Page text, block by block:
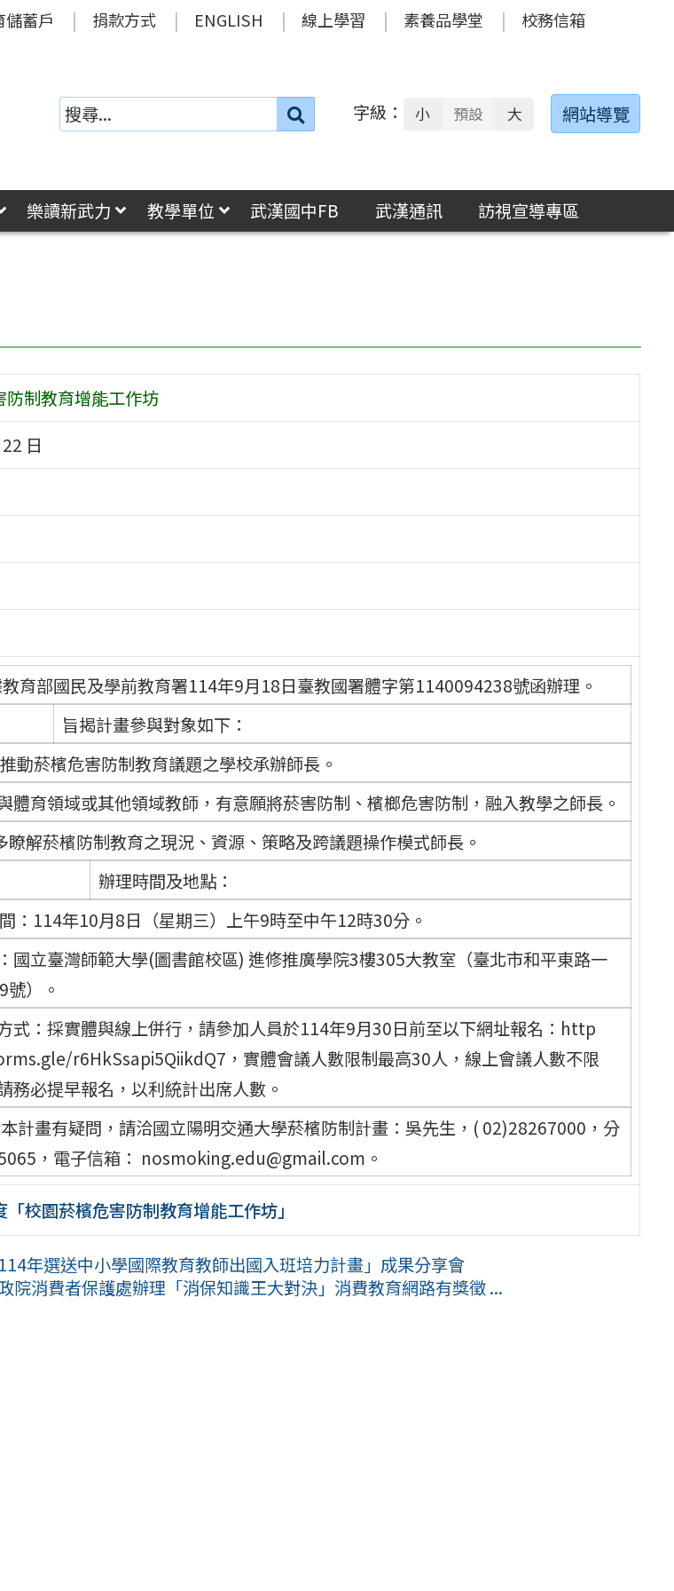
儲蓄戶 捐款方式 ENGLISH 線上學習 素養品學堂 校務信箱
搜
字級： 小 預設 大 網站導覽
樂讀新武力 教學單位 武漢國中FB 武漢通訊
訪視宣導專區
防制教育增能工作坊
日
育部國民及學前教育署114年9月18日臺教國署體字第1140094238號函辦理。
旨揭計畫參與對象如下：
推動菸檳危害防制教育議題之學校承辦師長。
體育領域或其他領域教師，有意願將菸害防制、檳榔危害防制，融入教學之師長。
瞭解菸檳防制教育之現況、資源、策略及跨議題操作模式師長。
辦理時間及地點：
：114年10月8日（星期三）上午9時至中午12時30分。
國立臺灣師範大學(圖書館校區) 進修推廣學院3樓305大教室（臺北市和平東路一
號）。
式：採實體與線上併行，請參加人員於114年9月30日前至以下網址報名：http
r6HkSsapi5QiikdQ7，實體會議人數限制最高30人，線上會議人數不限
務必提早報名，以利統計出席人數。
計畫有疑問，請洽國立陽明交通大學菸檳防制計畫：吳先生，( 02)28267000，分
，電子信箱： nosmoking.edu@gmail.com。
「校園菸檳危害防制教育增能工作坊」
114年選送中小學國際教育教師出國入班培力計畫」成果分享會
院消費者保護處辦理「消保知識王大對決」消費教育網路有獎徵 ...